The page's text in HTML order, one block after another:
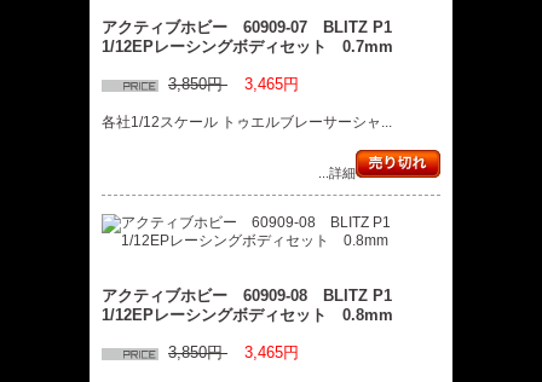
アクティブホビー 60909-07 BLITZ P1
1/12EPレーシングボディセット 0.7mm
3,850円 3,465円
各社1/12スケール トゥエルブレーサーシャ...
...詳細
アクティブホビー 60909-08 BLITZ P1
1/12EPレーシングボディセット 0.8mm
3,850円 3,465円